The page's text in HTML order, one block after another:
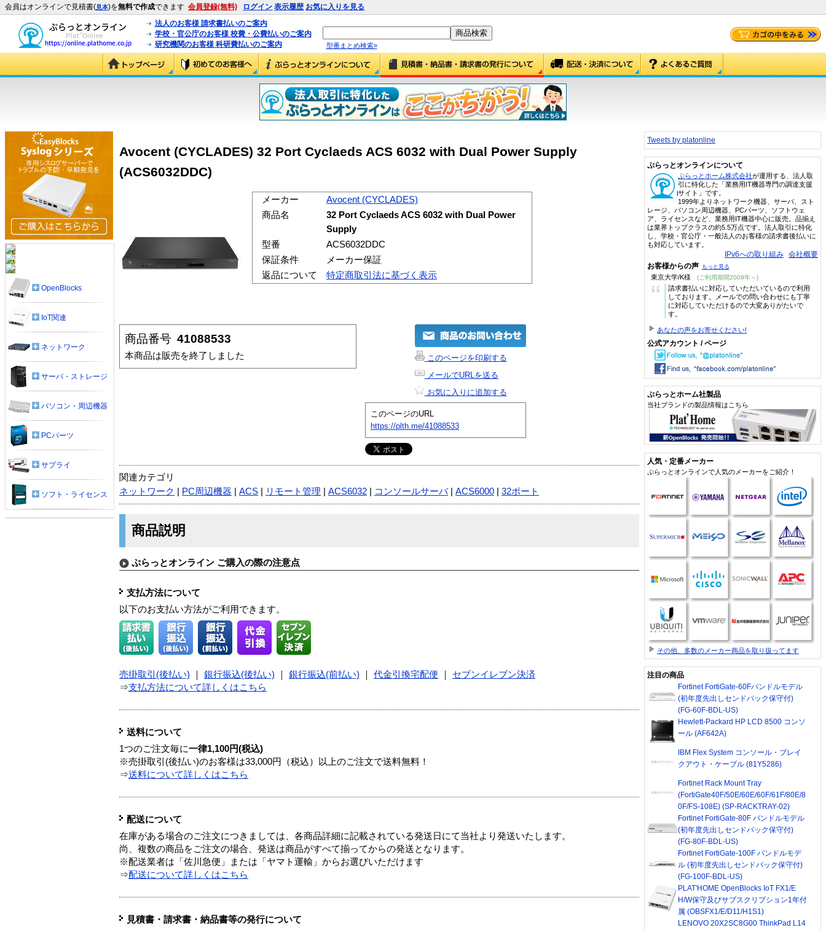
会員はオンラインで見積書(見本)を無料で作成できます 会員登録(無料) ログイン 表示履歴 お気に入りを見る
法人のお客様 請求書払いのご案内
学校・官公庁のお客様 校費・公費払いのご案内
研究機関のお客様 科研費払いのご案内
型番まとめ検索»
Avocent (CYCLADES) 32 Port Cyclaeds ACS 6032 with Dual Power Supply
(ACS6032DDC)
メーカー
Avocent (CYCLADES)
商品名
32 Port Cyclaeds ACS 6032 with Dual Power
Supply
型番
ACS6032DDC
保証条件
メーカー保証
返品について
特定商取引法に基づく表示
商品番号 41088533
本商品は販売を終了しました
このページを印刷する
メールでURLを送る
お気に入りに追加する
このページのURL
https://plth.me/41088533
関連カテゴリ
ネットワーク
PC周辺機器 ACS リモート管理 ACS6032 コンソールサーバ| ACS6000 32ポート
商品説明
ぷらっとオンライン ご購入の際の注意点
支払方法について
以下のお支払い方法がご利用できます。
売掛取引(後払い) 銀行振込(後払い) 銀行振込(前払い) 代金引換宅配便
セブンイレブン決済
⇒支払方法について詳しくはこちら
送料について
1つのご注文毎に一律1,100円(税込)
※売掛取引(後払い)のお客様は33,000円（税込）以上のご注文で送料無料！
⇒送料について詳しくはこちら
配送について
在庫がある場合のご注文につきましては、各商品詳細に記載されている発送日にて当社より発送いたします。
尚、複数の商品をご注文の場合、発送は商品がすべて揃ってからの発送となります。
※配送業者は「佐川急便」または「ヤマト運輸」からお選びいただけます
⇒配送について詳しくはこちら
見積書・請求書・納品書等の発行について
OpenBlocks
IoT関連
ネットワーク
サーバ・ストレージ
パソコン・周辺機器
PCパーツ
サプライ
ソフト・ライセンス
Tweets by platonline
ぷらっとオンラインについて
ぷらっとホーム株式会社が運用する、法人取
引に特化した「業務用IT機器専門の調達支援
サイト」です。
1999年よりネットワーク機器、サーバ、スト
レージ、パソコン周辺機器、PCパーツ、ソフトウェ
ア、ライセンスなど、業務用IT機器中心に販売。品揃え
は業界トップクラスの約5.5万点です。法人取引に特化
し、学校・官公庁・一般法人のお客様の請求書後払いに
も対応しています。
IPv6への取り組み 会社概要
お客様からの声 もっと見る
東京大学/K様 (ご利用期間2009年～)
“
請求書払いに対応していただいているので利用
しております。メールでの問い合わせにも丁寧
に対応していただけるので大変ありがたいで
す。
あなたの声をお寄せください!
公式アカウント / ページ
ぷらっとホーム社製品
当社ブランドの製品情報はこちら
人気・定番メーカー
ぷらっとオンラインで人気のメーカーをご紹介！
その他、多数のメーカー商品を取り扱ってます
注目の商品
Fortinet FortiGate-60Fバンドルモデル
(初年度先出しセンドバック保守付)
(FG-60F-BDL-US)
Hewlett-Packard HP LCD 8500 コンソ
ール (AF642A)
IBM Flex System コンソール・ブレイ
クアウト・ケーブル (81Y5286)
Fortinet Rack Mount Tray
(FortiGate40F/50E/60E/60F/61F/80E/8
0F/FS-108E) (SP-RACKTRAY-02)
Fortinet FortiGate-80F バンドルモデル
(初年度先出しセンドバック保守付)
(FG-80F-BDL-US)
Fortinet FortiGate-100F バンドルモデ
ル (初年度先出しセンドバック保守付)
(FG-100F-BDL-US)
PLAT'HOME OpenBlocks IoT FX1/E
H/W保守及びサブスクリプション1年付
属 (OBSFX1/E/D11/H1S1)
LENOVO 20X2SC8G00 ThinkPad L14